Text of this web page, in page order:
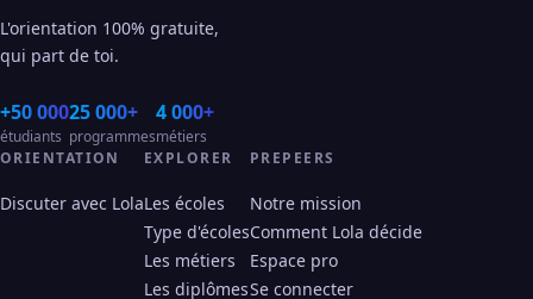
L'orientation 100% gratuite,
qui part de toi.
+50 000
étudiants
25 000+
programmes
4 000+
métiers
ORIENTATION
Discuter avec Lola
EXPLORER
Les écoles
Type d'écoles
Les métiers
Les diplômes
PREPEERS
Notre mission
Comment Lola décide
Espace pro
Se connecter